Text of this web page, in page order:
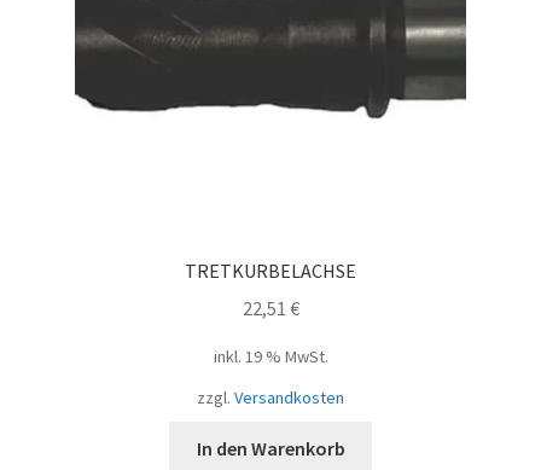
TRETKURBELACHSE
22,51 €
inkl. 19 % MwSt.
zzgl. Versandkosten
In den Warenkorb